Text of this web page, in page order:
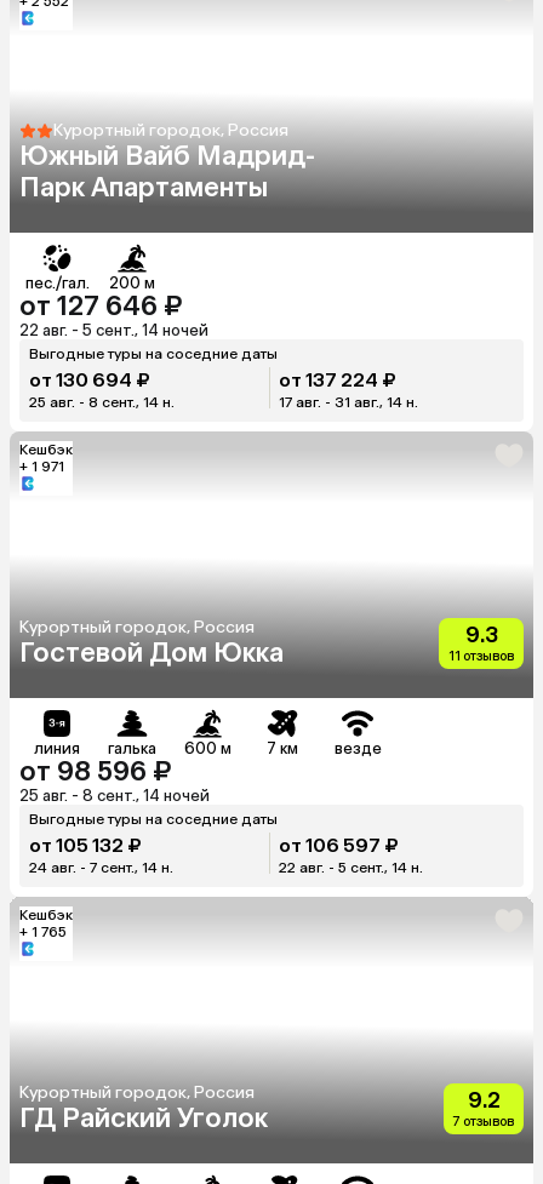
Курортный городок, Россия
Южный Вайб Мадрид-
Парк Апартаменты
пес./гал. 200 м
от 127 646 ₽
22 авг. - 5 сент., 14 ночей
Выгодные туры на соседние даты
от 130 694 ₽
25 авг. - 8 сент., 14 н.
от 137 224 ₽
17 авг. - 31 авг., 14 н.
Кешбэк
+ 1 971
Курортный городок, Россия
Гостевой Дом Юкка
9.3
11 отзывов
линия галька 600 м 7 км везде
от 98 596 ₽
25 авг. - 8 сент., 14 ночей
Выгодные туры на соседние даты
от 105 132 ₽
24 авг. - 7 сент., 14 н.
от 106 597 ₽
22 авг. - 5 сент., 14 н.
Кешбэк
+ 1 765
Курортный городок, Россия
ГД Райский Уголок
9.2
7 отзывов